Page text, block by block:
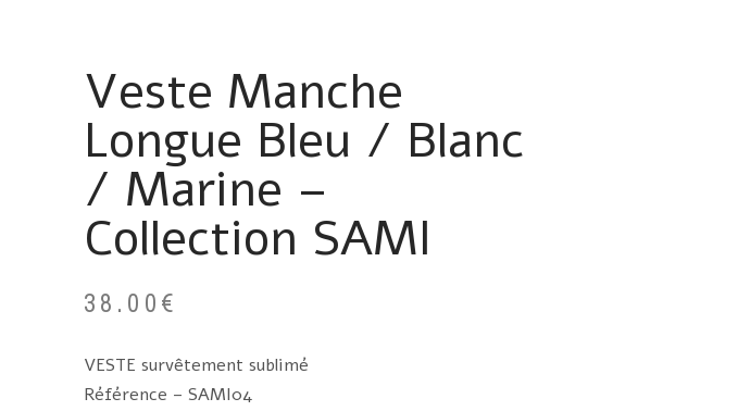
Veste Manche
Longue Bleu / Blanc
/ Marine –
Collection SAMI
38.00€
VESTE survêtement sublimé
Référence – SAMI04